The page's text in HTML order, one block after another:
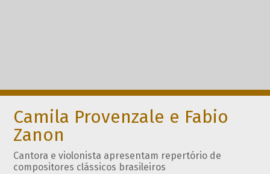
Camila Provenzale e Fabio
Zanon
Cantora e violonista apresentam repertório de
compositores clássicos brasileiros